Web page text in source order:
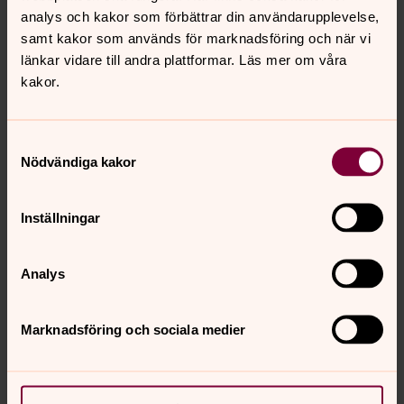
analys och kakor som förbättrar din användarupplevelse,
samt kakor som används för marknadsföring och när vi
länkar vidare till andra plattformar. Läs mer om våra
kakor.
Nödvändiga kakor
Inställningar
Analys
Marknadsföring och sociala medier
Förutom fackmässig kompetensen värdesätter vi
samarbetsförmåga, social kompetens, förmåga till
överblick samt lojalitet med kyrkans uppgift och mål.
Upplysningar lämnas av:
25
- Andrea Schleeh, kyrkoherde, tfn 031-17 98 11
Ansökan jämte meritförteckning och referenser mejlas
tillbacka.ansok@svenskakyrkan.se
Sista ansökningsdag: 12 januari 2023